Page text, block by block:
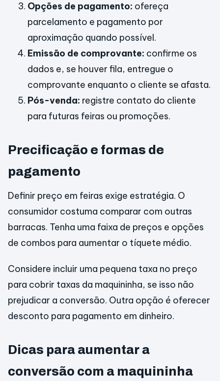
Opções de pagamento: ofereça
parcelamento e pagamento por
aproximação quando possível.
Emissão de comprovante: confirme os
dados e, se houver fila, entregue o
comprovante enquanto o cliente se afasta.
Pós-venda: registre contato do cliente
para futuras feiras ou promoções.
Precificação e formas de
pagamento
Definir preço em feiras exige estratégia. O
consumidor costuma comparar com outras
barracas. Tenha uma faixa de preços e opções
de combos para aumentar o tíquete médio.
Considere incluir uma pequena taxa no preço
para cobrir taxas da maquininha, se isso não
prejudicar a conversão. Outra opção é oferecer
desconto para pagamento em dinheiro.
Dicas para aumentar a
conversão com a maquininha